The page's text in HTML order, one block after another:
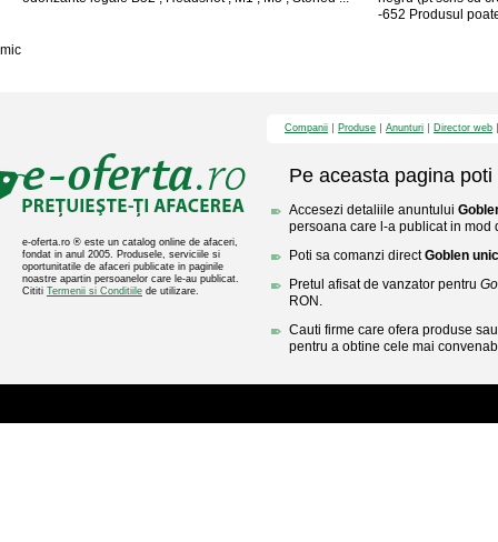
-652 Produsul
mic
e-oferta.ro ® este un catalog online de afaceri,
fondat in anul 2005. Produsele, serviciile si
oportunitatile de afaceri publicate in paginile
noastre apartin persoanelor care le-au publicat.
Cititi Termenii si Conditiile de utilizare.
Companii Produse Anunturi Director web
Pe aceasta pagina poti
Accesezi detaliile anuntului
persoana care l-a publicat in mod
Poti sa comanzi directGoblen
Pretul afisat de vanzator pentru
RON.
Cauti firme care ofera produse
pentru a obtine cele mai